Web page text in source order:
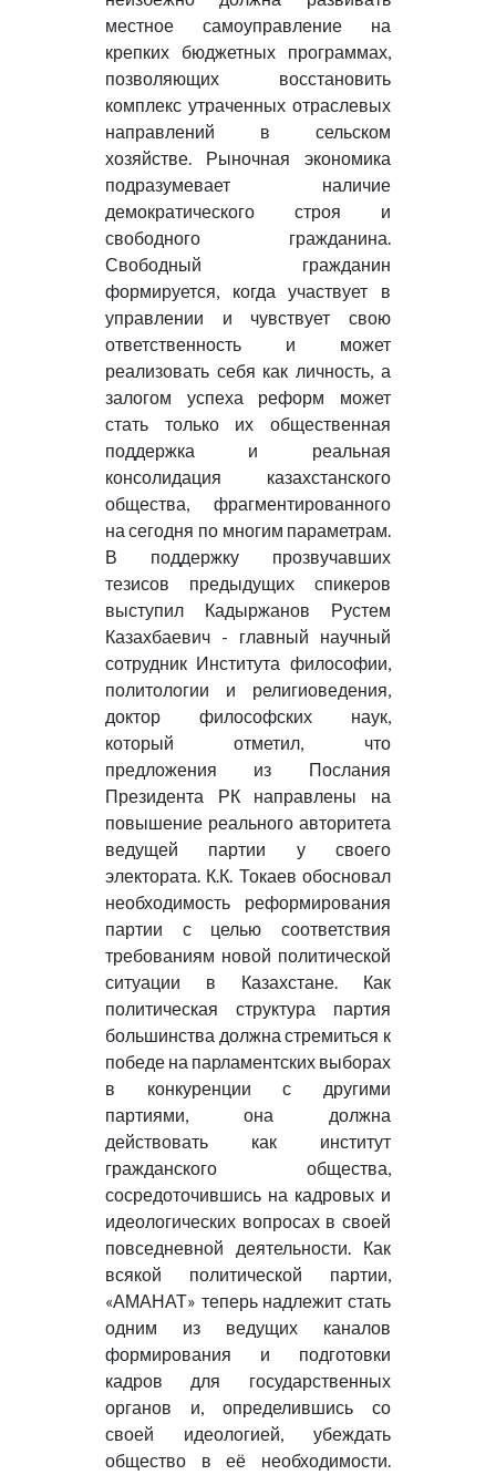
местное самоуправление на
крепких бюджетных программах,
позволяющих восстановить
комплекс утраченных отраслевых
направлений в сельском
хозяйстве. Рыночная экономика
подразумевает наличие
демократического строя и
свободного гражданина.
Свободный гражданин
формируется, когда участвует в
управлении и чувствует свою
ответственность и может
реализовать себя как личность, а
залогом успеха реформ может
стать только их общественная
поддержка и реальная
консолидация казахстанского
общества, фрагментированного
на сегодня по многим параметрам.
В поддержку прозвучавших
тезисов предыдущих спикеров
выступил Кадыржанов Рустем
Казахбаевич - главный научный
сотрудник Института философии,
политологии и религиоведения,
доктор философских наук,
который отметил, что
предложения из Послания
Президента РК направлены на
повышение реального авторитета
ведущей партии у своего
электората. К.К. Токаев обосновал
необходимость реформирования
партии с целью соответствия
требованиям новой политической
ситуации в Казахстане. Как
политическая структура партия
большинства должна стремиться к
победе на парламентских выборах
в конкуренции с другими
партиями, она должна
действовать как институт
гражданского общества,
сосредоточившись на кадровых и
идеологических вопросах в своей
повседневной деятельности. Как
всякой политической партии,
«АМАНАТ» теперь надлежит стать
одним из ведущих каналов
формирования и подготовки
кадров для государственных
органов и, определившись со
своей идеологией, убеждать
общество в её необходимости.